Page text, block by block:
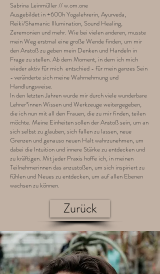
Sabrina Leinmüller // w.om.one
Ausgebildet in +600h Yogalehrerin, Ayurveda,
Reiki/Shamanic Illumination, Sound Healing,
Zeremonien und mehr. Wie bei vielen anderen, musste
mein Weg erstmal eine große Wende finden, um mir
den Anstoß zu geben mein Denken und Handeln in
Frage zu stellen. Ab dem Moment, in dem ich mich
wieder aktiv für mich entschied - für mein ganzes Sein
- veränderte sich meine Wahrnehmung und
Handlungsweise.
In den letzten Jahren wurde mir durch viele wunderbare
Lehrer*innen Wissen und Werkzeuge weitergegeben,
die ich nun mit all den Frauen, die zu mir finden, teilen
möchte. Meine Einheiten sollen der Anstoß sein, um an
sich selbst zu glauben, sich fallen zu lassen, neue
Grenzen und genauso neuen Halt wahrzunehmen, um
dabei die Intuition und innere Stärke zu entdecken und
zu kräftigen. Mit jeder Praxis hoffe ich, in meinen
Teilnehmerinnen das anzustoßen, um sich inspiriert zu
fühlen und Neues zu entdecken, um auf allen Ebenen
wachsen zu können.
Zurück